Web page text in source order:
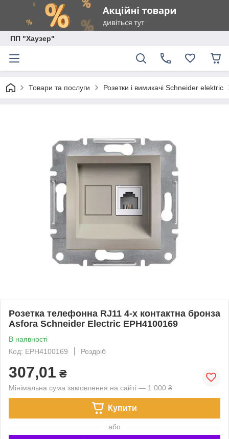
ПП "Хаузер"
Товари та послуги Розетки і вимикачі Schneider elektric
Розетка телефонна RJ11 4-х контактна бронза
Asfora Schneider Electric EPH4100169
В наявності
Код: EPH4100169
Роздріб
307,01 ₴
Мінімальна сума замовлення на сайті — 1 000 ₴
Купити
або